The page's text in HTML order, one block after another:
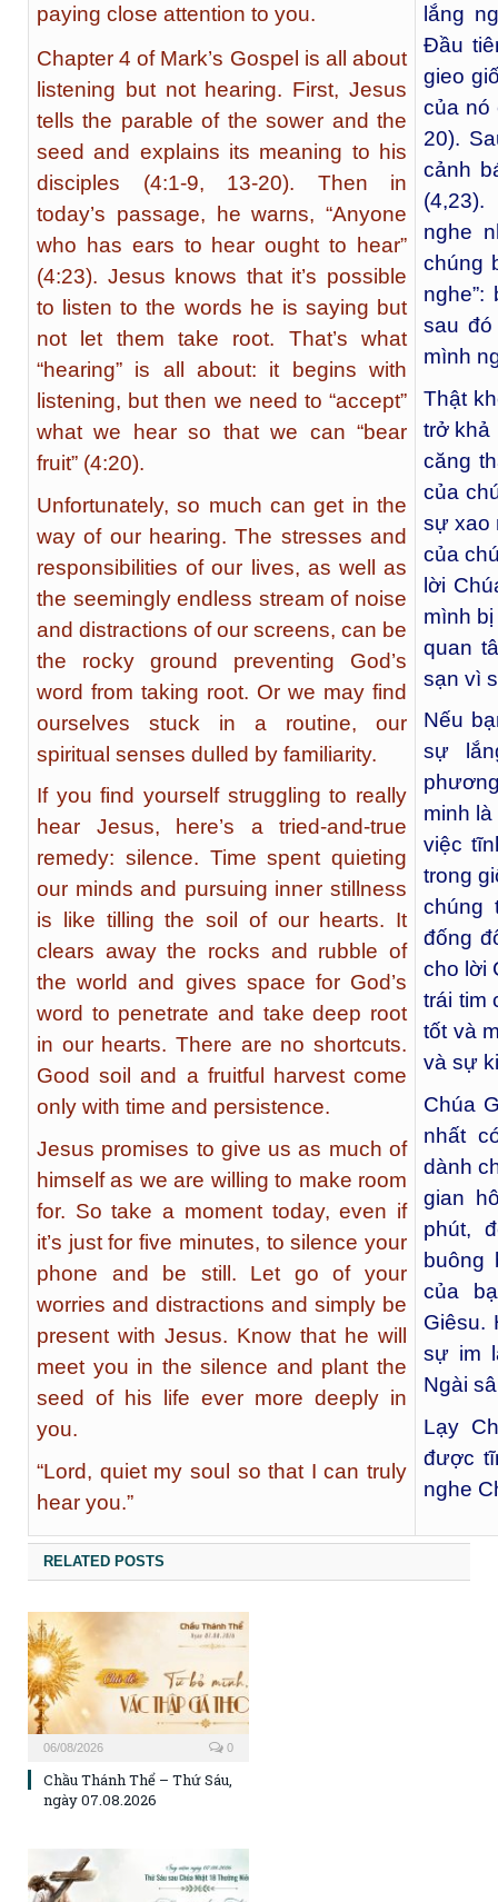
paying close attention to you.
Chapter 4 of Mark’s Gospel is all about
listening but not hearing. First, Jesus
tells the parable of the sower and the
seed and explains its meaning to his
disciples (4:1-9, 13-20). Then in
today’s passage, he warns, “Anyone
who has ears to hear ought to hear”
(4:23). Jesus knows that it’s possible
to listen to the words he is saying but
not let them take root. That’s what
“hearing” is all about: it begins with
listening, but then we need to “accept”
what we hear so that we can “bear
fruit” (4:20).
Unfortunately, so much can get in the
way of our hearing. The stresses and
responsibilities of our lives, as well as
the seemingly endless stream of noise
and distractions of our screens, can be
the rocky ground preventing God’s
word from taking root. Or we may find
ourselves stuck in a routine, our
spiritual senses dulled by familiarity.
If you find yourself struggling to really
hear Jesus, here’s a tried-and-true
remedy: silence. Time spent quieting
our minds and pursuing inner stillness
is like tilling the soil of our hearts. It
clears away the rocks and rubble of
the world and gives space for God’s
word to penetrate and take deep root
in our hearts. There are no shortcuts.
Good soil and a fruitful harvest come
only with time and persistence.
Jesus promises to give us as much of
himself as we are willing to make room
for. So take a moment today, even if
it’s just for five minutes, to silence your
phone and be still. Let go of your
worries and distractions and simply be
present with Jesus. Know that he will
meet you in the silence and plant the
seed of his life ever more deeply in
you.
“Lord, quiet my soul so that I can truly
hear you.”
lắng
Đầu
gieo
của nó
20).
cảnh
nghe
chúng
sau đó
mình
Thật
trở khả
căng
của
sự xao
của
lời
mình
quan
sạn vì
Nếu
sự
minh
việc
trong
chúng
đống
cho lời
trái tim
tốt và
và sự
Chúa
nhất
dành
gian
phút,
của
Giêsu.
sự im
Ngài
Lạy
được
nghe
RELATED POSTS
06/08/2026 0
Chầu Thánh Thể – Thứ Sáu,
ngày 07.08.2026